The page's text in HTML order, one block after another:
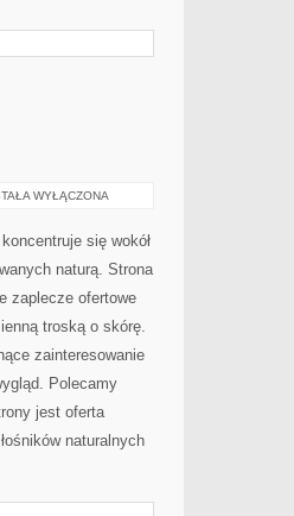
WYŁĄCZONA
się wokół
naturą. Strona
zaplecze ofertowe
troską o skórę.
zainteresowanie
Polecamy
jest oferta
naturalnych